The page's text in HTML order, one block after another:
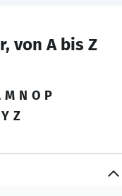
von A bis Z
M N O P
Y Z